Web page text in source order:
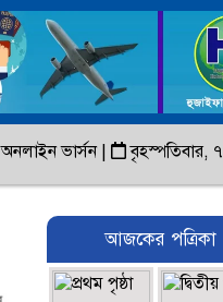
অনলাইন ভার্সন | বৃহস্পতিবার,
আজকের পত্রিকা